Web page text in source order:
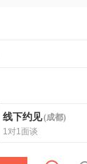
线下约见(成都)
1对1面谈